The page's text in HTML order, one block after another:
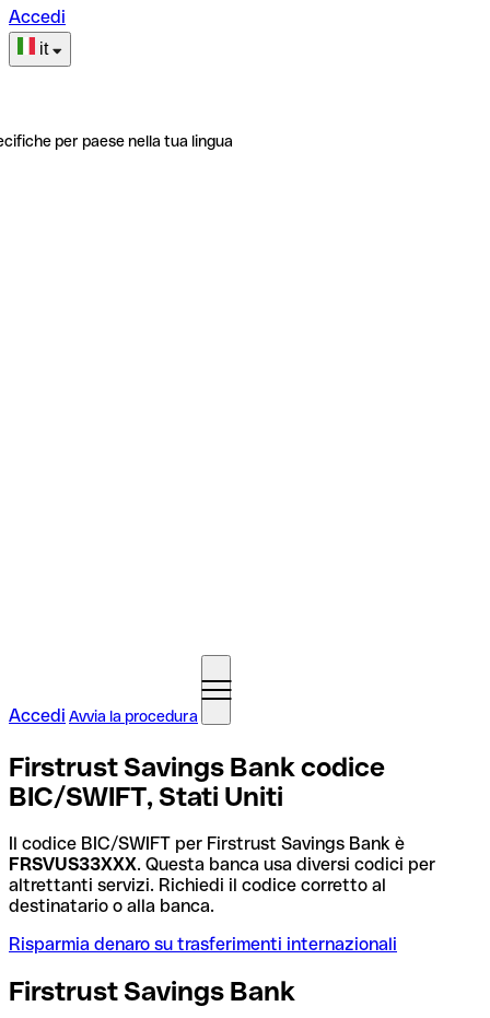
Accedi
it
per paese nella tua lingua
Accedi Avvia la procedura
Firstrust Savings Bank codice
BIC/SWIFT, Stati Uniti
Il codice BIC/SWIFT per Firstrust Savings Bank è
FRSVUS33XXX. Questa banca usa diversi codici per
altrettanti servizi. Richiedi il codice corretto al
destinatario o alla banca.
Risparmia denaro su trasferimenti internazionali
Firstrust Savings Bank